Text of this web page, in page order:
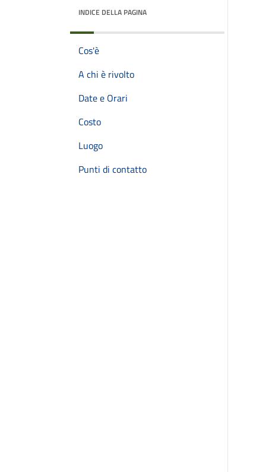
INDICE DELLA PAGINA
Cos'è
A chi è rivolto
Date e Orari
Costo
Luogo
Punti di contatto